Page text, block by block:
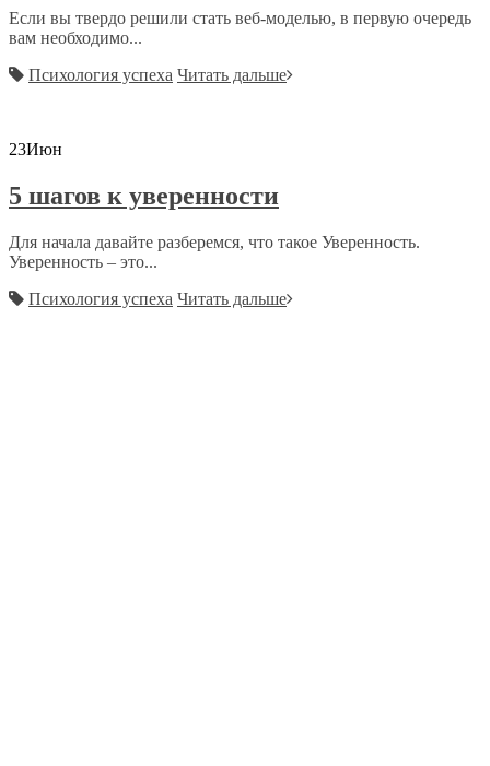
Если вы твердо решили стать веб-моделью, в первую очередь
вам необходимо...
Психология успеха Читать дальше
23Июн
5 шагов к уверенности
Для начала давайте разберемся, что такое Уверенность.
Уверенность – это...
Психология успеха Читать дальше